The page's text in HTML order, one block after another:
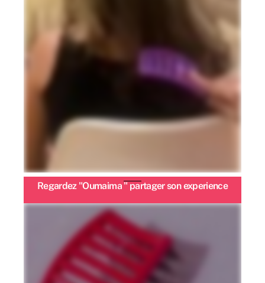
Regardez "Oumaima " partager son experience